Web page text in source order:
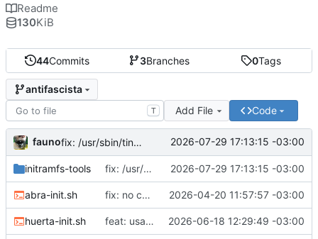
44Commits 3Branches 0Tags
antifascista
T Add File Code
fauno fix: /usr/sbin/tinc no existe 2026-07-29 17:13:15 -03:00
initramfs-tools fix: /usr/sbin/tinc no existe 2026-07-29 17:13:15 -03:00
abra-init.sh fix: no correr como root 2026-04-20 11:57:57 -03:00
huerta-init.sh feat: usar proveedores alternativos de dns 2026-06-18 12:29:49 -03:00
Readme
130KiB